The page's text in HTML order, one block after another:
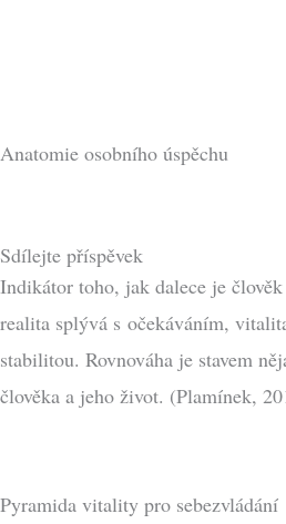
Anatomie osobního úspěchu
Sdílejte příspěvek
Indikátor toho, jak dalece je
realita splývá s očekáváním,
stabilitou. Rovnováha je stavem
člověka a jeho život. (Plamínek,
Pyramida vitality pro sebezvládání